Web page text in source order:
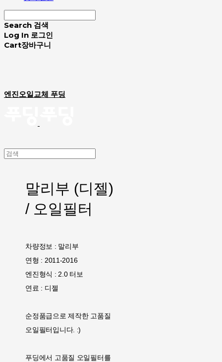
Search 검색
Log In 로그인
Cart장바구니
엔진오일교체 푸딩
말리부 (디젤​​)
/ 오일필터
차량정보 : 말리부
연형 : 2011-2016
엔진형식 : 2.0 터보
연료 : 디젤
순정품급으로 제작한 고품질
오일필터입니다. :)
푸딩에서 고품질 오일필터를